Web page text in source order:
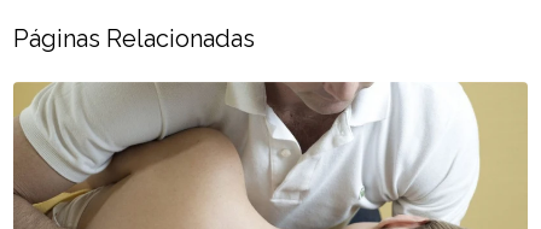
Páginas Relacionadas